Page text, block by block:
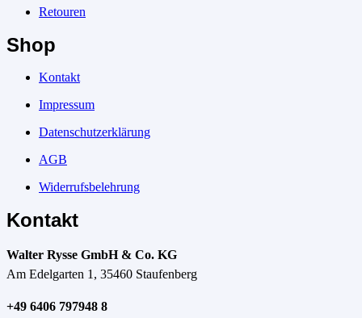
Retouren
Shop
Kontakt
Impressum
Datenschutzerklärung
AGB
Widerrufsbelehrung
Kontakt
Walter Rysse GmbH & Co. KG
Am Edelgarten 1, 35460 Staufenberg
+49 6406 797948 8